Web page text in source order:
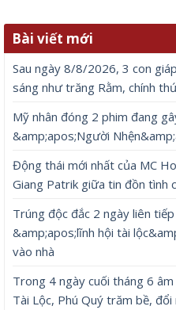
Bài viết mới
Sau ngày 8/8/2026, 3 con
sáng như trăng Rằm, chính
Mỹ nhân đóng 2 phim đang
&amp;apos;Người
Động thái mới nhất của MC
Giang Patrik giữa tin đồn tình
Trúng độc đắc 2 ngày liên
&amp;apos;lĩnh hội tài
vào nhà
Trong 4 ngày cuối tháng 6
Tài Lộc, Phú Quý trăm bề,